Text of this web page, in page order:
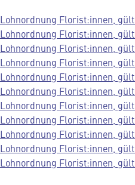
Lohnordnung Florist:innen,
Lohnordnung Florist:innen,
Lohnordnung Florist:innen,
Lohnordnung Florist:innen,
Lohnordnung Florist:innen,
Lohnordnung Florist:innen,
Lohnordnung Florist:innen,
Lohnordnung Florist:innen,
Lohnordnung Florist:innen,
Lohnordnung Florist:innen,
Lohnordnung Florist:innen,